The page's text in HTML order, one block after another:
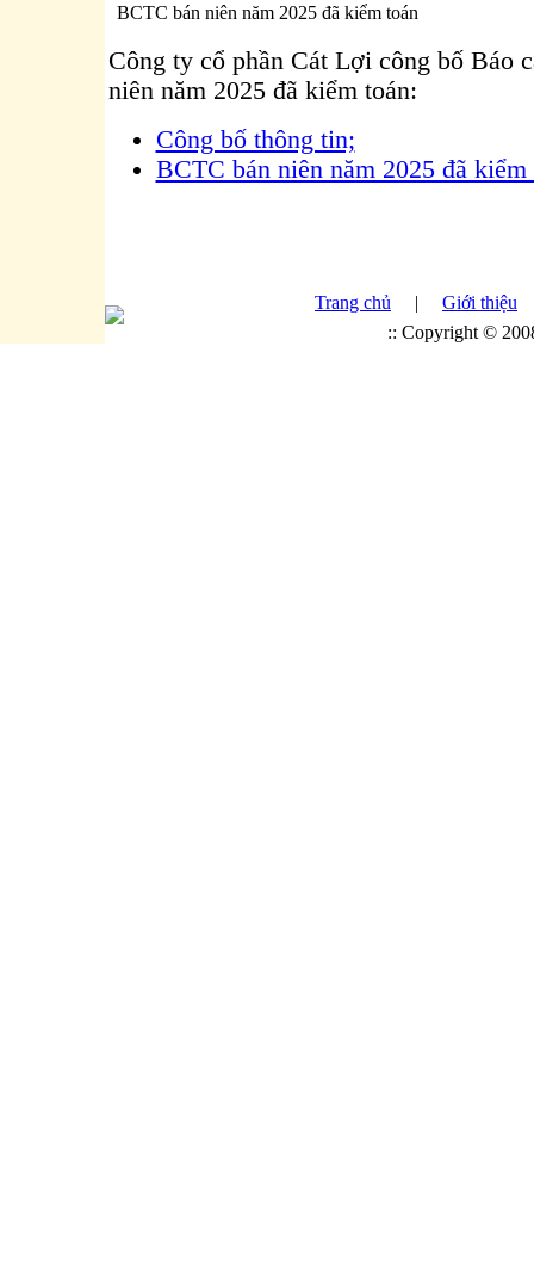
BCTC bán niên năm 2025 đã kiểm toán
Công ty cổ phần Cát Lợi công bố Báo
niên năm 2025 đã kiểm toán:
Công bố thông tin;
BCTC bán niên năm 2025 đã kiểm
Trang chủ | Giới thiệu
:: Copyright ©